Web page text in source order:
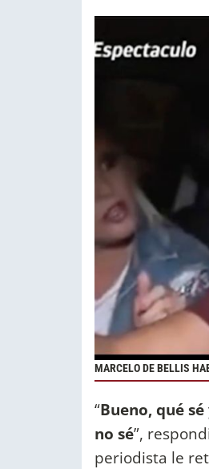
MARCELO DE BELLIS
“Bueno, qué
no sé”,
periodista le